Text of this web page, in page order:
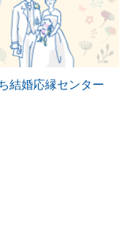
結婚応縁センター